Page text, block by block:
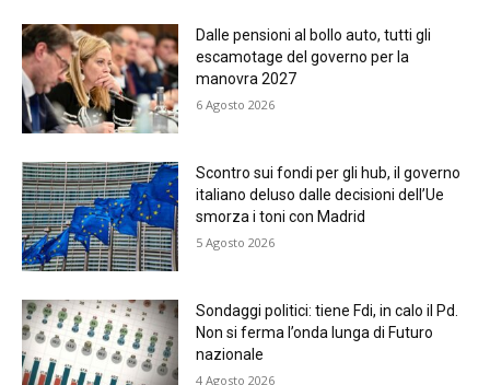
Dalle pensioni al bollo auto, tutti gli
escamotage del governo per la
manovra 2027
6 Agosto 2026
Scontro sui fondi per gli hub, il governo
italiano deluso dalle decisioni dell’Ue
smorza i toni con Madrid
5 Agosto 2026
Sondaggi politici: tiene Fdi, in calo il Pd.
Non si ferma l’onda lunga di Futuro
nazionale
4 Agosto 2026